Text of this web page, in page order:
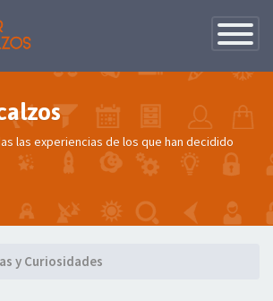
de
las experiencias de los que han decidido
y Curiosidades